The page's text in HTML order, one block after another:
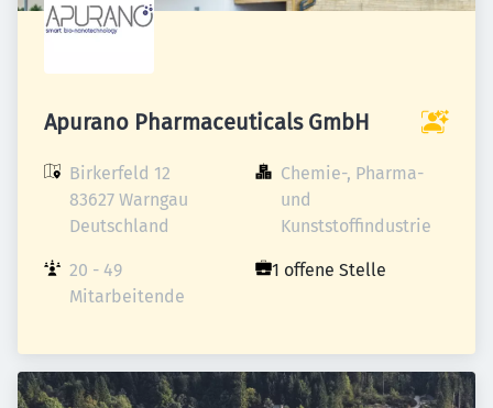
Apurano Pharmaceuticals GmbH
Birkerfeld 12
83627 Warngau
Deutschland
Chemie-, Pharma-
und
Kunststoffindustrie
20 - 49
Mitarbeitende
1 offene Stelle